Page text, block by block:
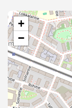
+
−